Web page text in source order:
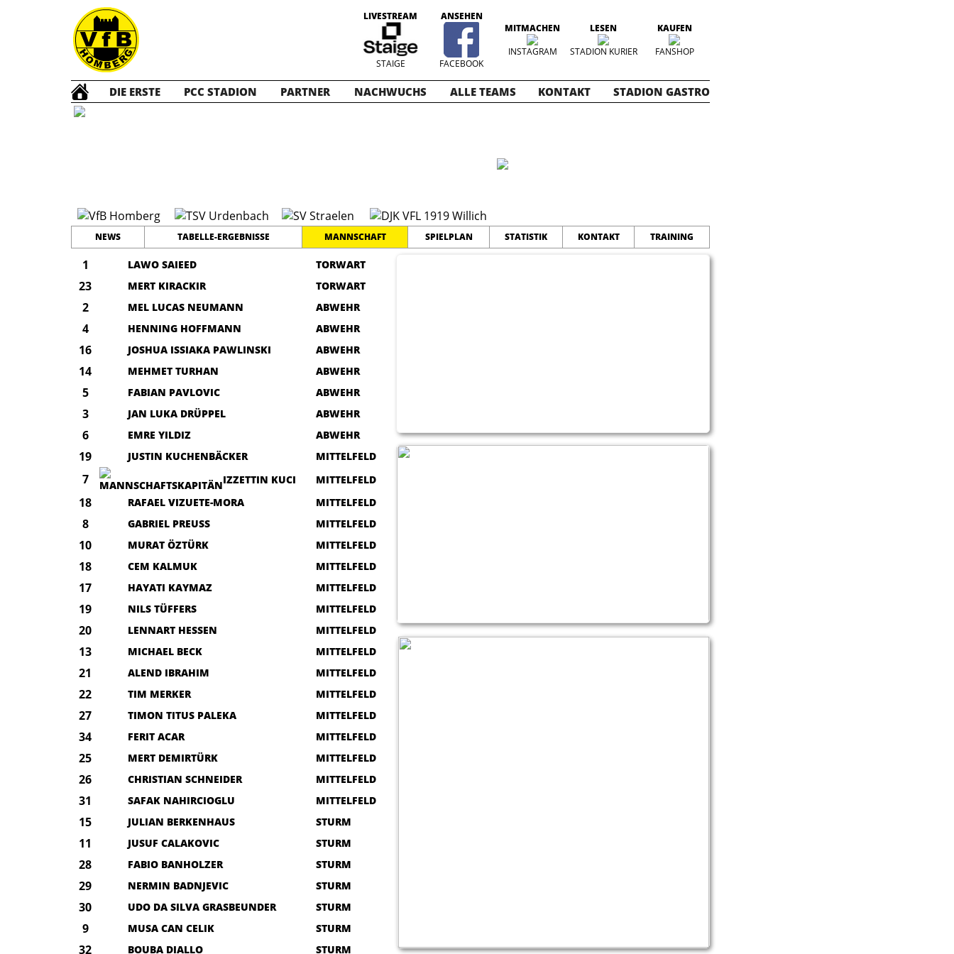
LIVESTREAM
STAIGE
ANSEHEN
FACEBOOK
MITMACHEN
INSTAGRAM
LESEN
STADION KURIER
KAUFEN
FANSHOP
DIE ERSTE PCC STADION PARTNER NACHWUCHS ALLE TEAMS KONTAKT STADION GASTRO
NEWS TABELLE-ERGEBNISSE MANNSCHAFT SPIELPLAN STATISTIK KONTAKT TRAINING
1 LAWO SAIEED TORWART
23 MERT KIRACKIR TORWART
2 MEL LUCAS NEUMANN ABWEHR
4 HENNING HOFFMANN ABWEHR
16 JOSHUA ISSIAKA PAWLINSKI ABWEHR
14 MEHMET TURHAN ABWEHR
5 FABIAN PAVLOVIC ABWEHR
3 JAN LUKA DRÜPPEL ABWEHR
6 EMRE YILDIZ ABWEHR
19 JUSTIN KUCHENBÄCKER MITTELFELD
7 IZZETTIN KUCI MITTELFELD
18 RAFAEL VIZUETE-MORA MITTELFELD
8 GABRIEL PREUSS MITTELFELD
10 MURAT ÖZTÜRK MITTELFELD
18 CEM KALMUK MITTELFELD
17 HAYATI KAYMAZ MITTELFELD
19 NILS TÜFFERS MITTELFELD
20 LENNART HESSEN MITTELFELD
13 MICHAEL BECK MITTELFELD
21 ALEND IBRAHIM MITTELFELD
22 TIM MERKER MITTELFELD
27 TIMON TITUS PALEKA MITTELFELD
34 FERIT ACAR MITTELFELD
25 MERT DEMIRTÜRK MITTELFELD
26 CHRISTIAN SCHNEIDER MITTELFELD
31 SAFAK NAHIRCIOGLU MITTELFELD
15 JULIAN BERKENHAUS STURM
11 JUSUF CALAKOVIC STURM
28 FABIO BANHOLZER STURM
29 NERMIN BADNJEVIC STURM
30 UDO DA SILVA GRASBEUNDER STURM
9 MUSA CAN CELIK STURM
32 BOUBA DIALLO STURM